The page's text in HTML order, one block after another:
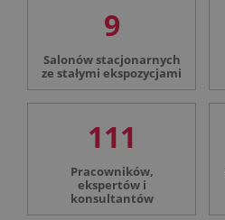
9
Salonów stacjonarnych
ze stałymi ekspozycjami
111
Pracowników,
ekspertów i
konsultantów